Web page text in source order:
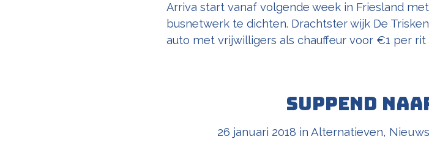
Arriva start vanaf volgende week in Friesland
busnetwerk te dichten. Drachtster wijk De
auto met vrijwilligers als chauffeur voor €1 per rit
Suppend
26 januari 2018 in Alternatieven, Nieuws